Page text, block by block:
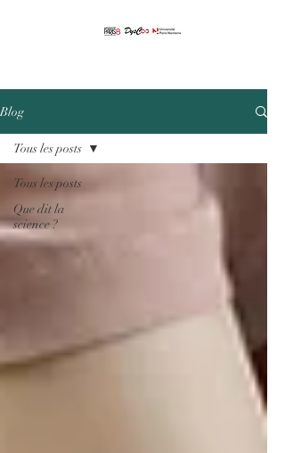
Blog
Tous les posts
Que dit la
science ?
Tous les posts